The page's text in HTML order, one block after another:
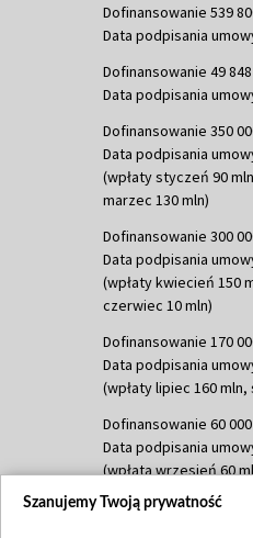
Dofinansowanie 539
Data podpisania
Dofinansowanie 49 848
Data podpisania
Dofinansowanie 350
Data podpisania
(wpłaty styczeń 90
marzec 130 mln)
Dofinansowanie 300
Data podpisania
(wpłaty kwiecień 150
czerwiec 10 mln)
Dofinansowanie 170
Data podpisania
(wpłaty lipiec 160
Dofinansowanie 60 000
Data podpisania
(wpłata wrzesień 60
Dofinansowanie 635
Szanujemy Twoją prywatność